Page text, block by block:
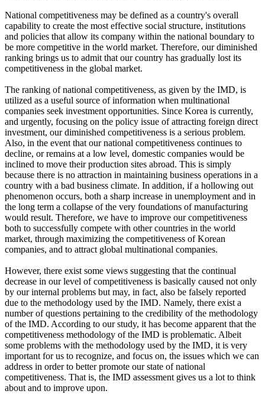
National competitiveness may be defined as a country's overall
capability to create the most effective social structure, institutions
and policies that allow its company within the national boundary to
be more competitive in the world market. Therefore, our diminished
ranking brings us to admit that our country has gradually lost its
competitiveness in the global market.
The ranking of national competitiveness, as given by the IMD, is
utilized as a useful source of information when multinational
companies seek investment opportunities. Since Korea is currently,
and urgently, focusing on the policy issue of attracting foreign direct
investment, our diminished competitiveness is a serious problem.
Also, in the event that our national competitiveness continues to
decline, or remains at a low level, domestic companies would be
inclined to move their production sites abroad. This is simply
because there is no attraction in maintaining business operations in a
country with a bad business climate. In addition, if a hollowing out
phenomenon occurs, both a sharp increase in unemployment and in
the long term a collapse of the very foundations of manufacturing
would result. Therefore, we have to improve our competitiveness
both to successfully compete with other countries in the world
market, through maximizing the competitiveness of Korean
companies, and to attract global multinational companies.
However, there exist some views suggesting that the continual
decrease in our level of competitiveness is basically caused not only
by our internal problems but may, in fact, also be falsely reported
due to the methodology used by the IMD. Namely, there exist a
number of questions pertaining to the credibility of the methodology
of the IMD. According to our study, it has become apparent that the
competitiveness methodology of the IMD is problematic. Albeit
some problems with the methodology used by the IMD, it is very
important for us to recognize, and focus on, the issues which we can
address in order to better promote our state of national
competitiveness. That is, the IMD assessment gives us a lot to think
about and to improve upon.